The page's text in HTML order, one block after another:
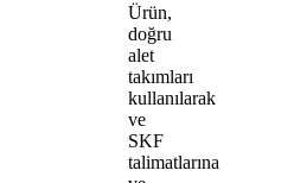
Ürün,
doğru
alet
takımları
kullanılarak
ve
SKF
talimatlarına